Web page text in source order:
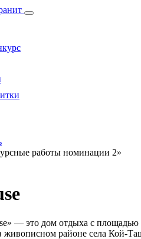
работы номинации 2»
— это дом отдыха с площадью
живописном районе села Кой-